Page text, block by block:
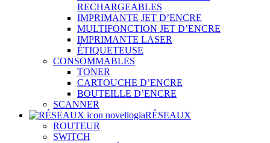
RECHARGEABLES
IMPRIMANTE JET D’ENCRE
MULTIFONCTION JET D’ENCRE
IMPRIMANTE LASER
ÉTIQUETEUSE
CONSOMMABLES
TONER
CARTOUCHE D’ENCRE
BOUTEILLE D’ENCRE
SCANNER
RÉSEAUX
ROUTEUR
SWITCH